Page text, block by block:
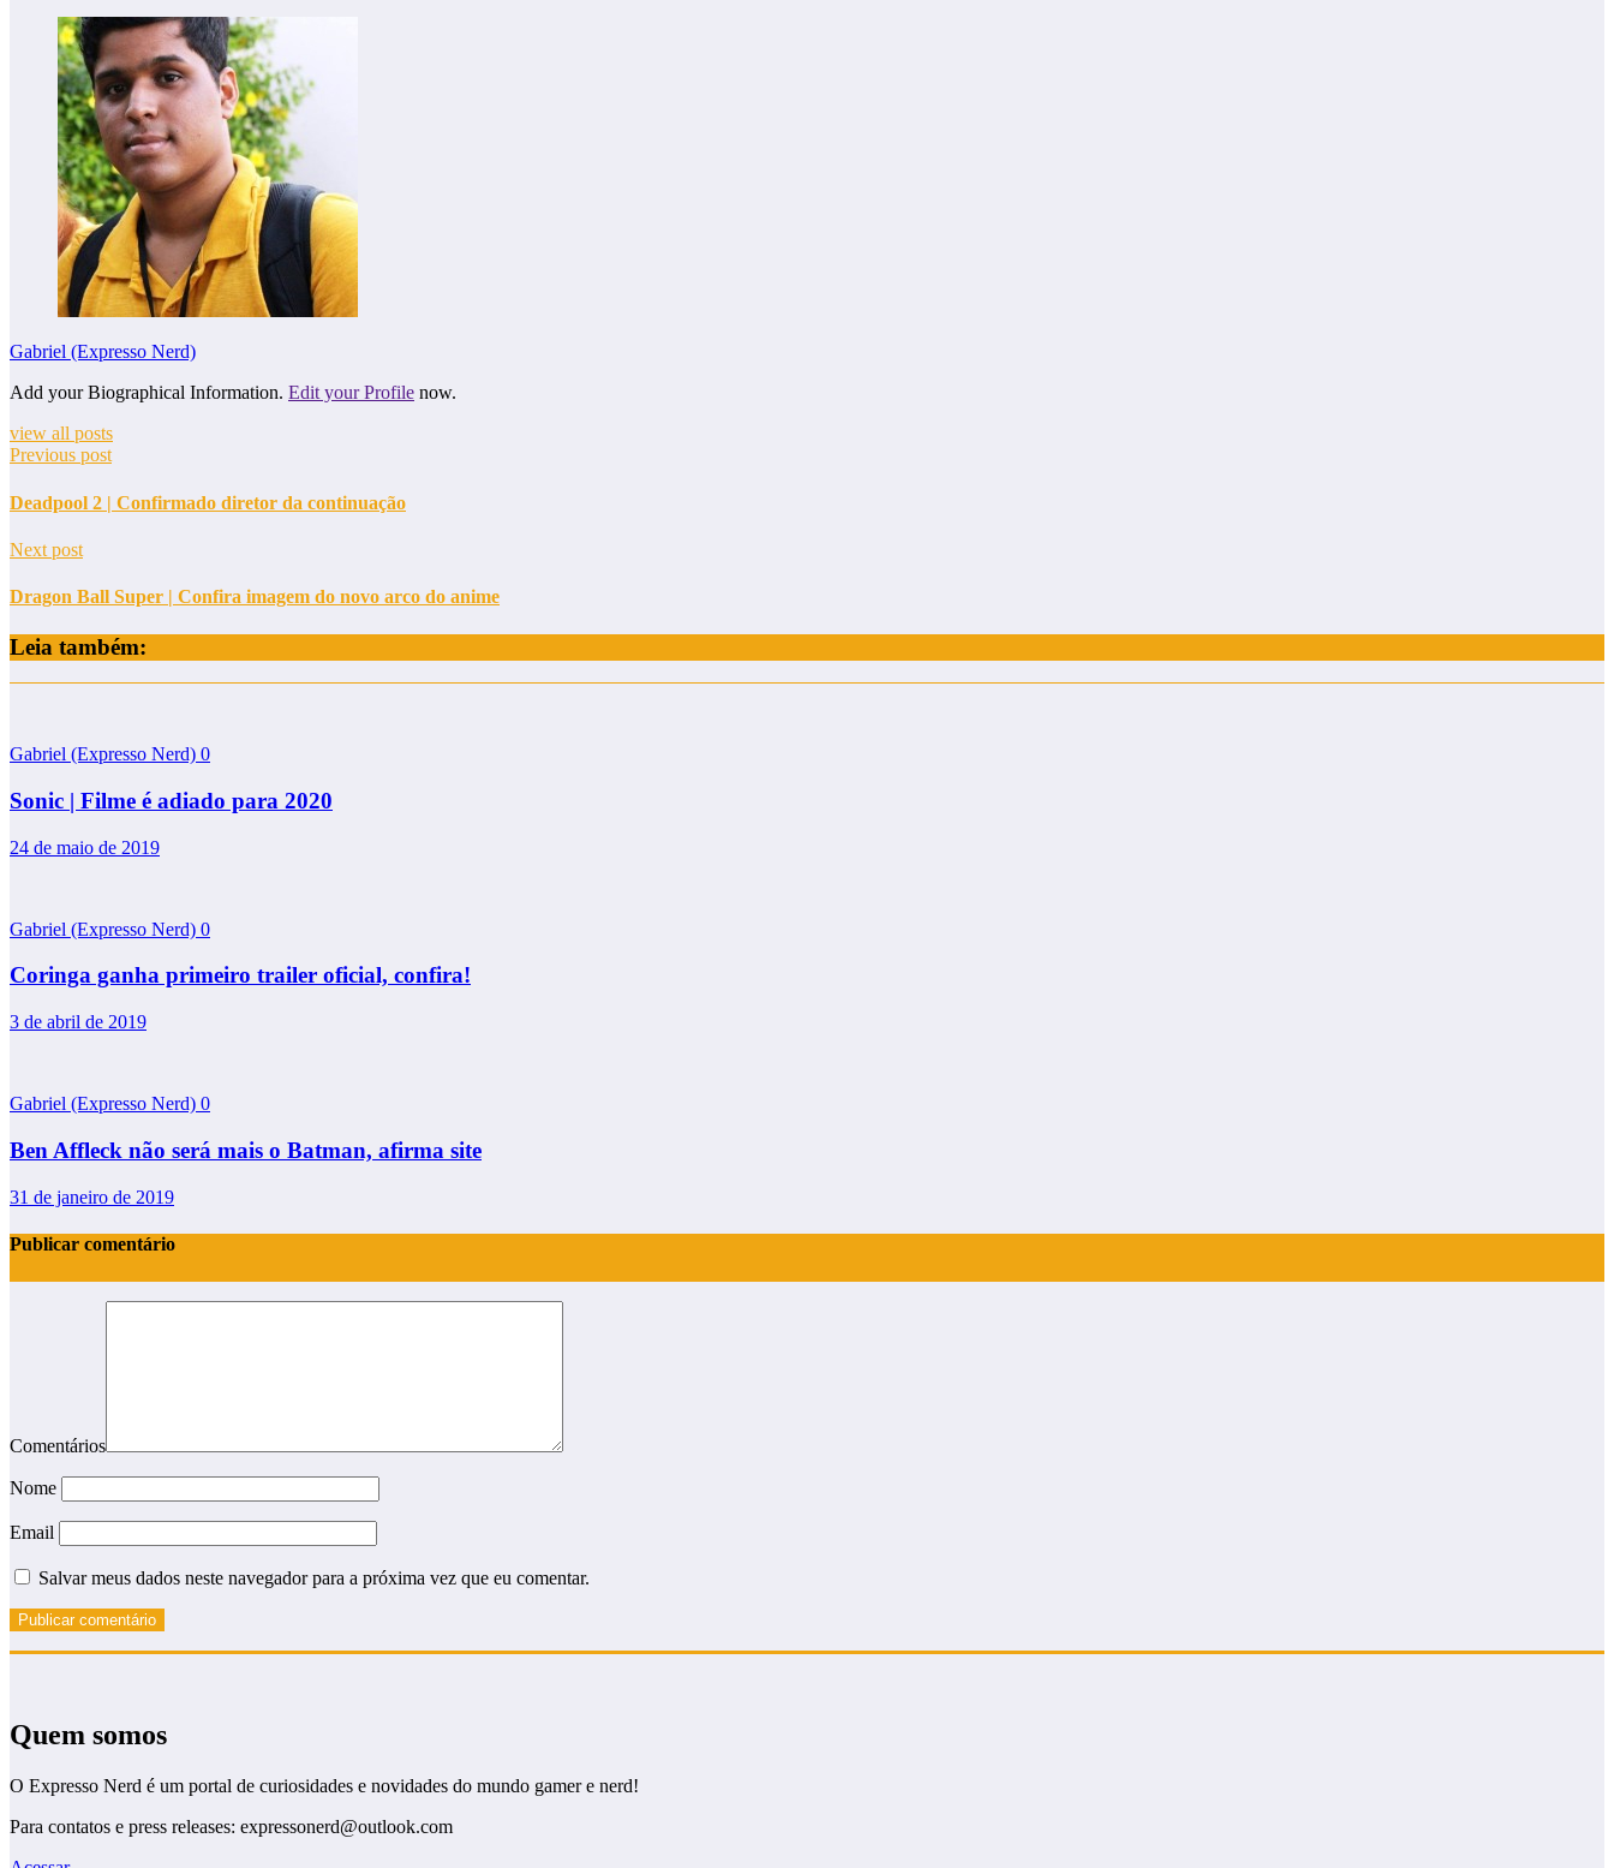
Gabriel (Expresso Nerd)
Add your Biographical Information. Edit your Profile now.
view all posts
Previous post
Deadpool 2 | Confirmado diretor da continuação
Next post
Dragon Ball Super | Confira imagem do novo arco do anime
Leia também:
Gabriel (Expresso Nerd) 0
Sonic | Filme é adiado para 2020
24 de maio de 2019
Gabriel (Expresso Nerd) 0
Coringa ganha primeiro trailer oficial, confira!
3 de abril de 2019
Gabriel (Expresso Nerd) 0
Ben Affleck não será mais o Batman, afirma site
31 de janeiro de 2019
Publicar comentário
Comentários
Nome
Email
Salvar meus dados neste navegador para a próxima vez que eu comentar.
Quem somos
O Expresso Nerd é um portal de curiosidades e novidades do mundo gamer e nerd!
Para contatos e press releases: expressonerd@outlook.com